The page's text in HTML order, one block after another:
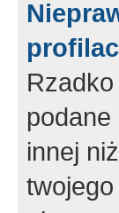
innej